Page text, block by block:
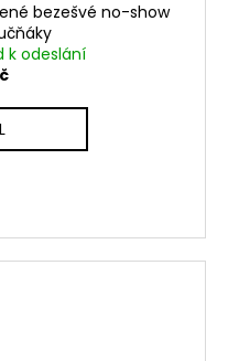
bezešvé no-show
k odeslání